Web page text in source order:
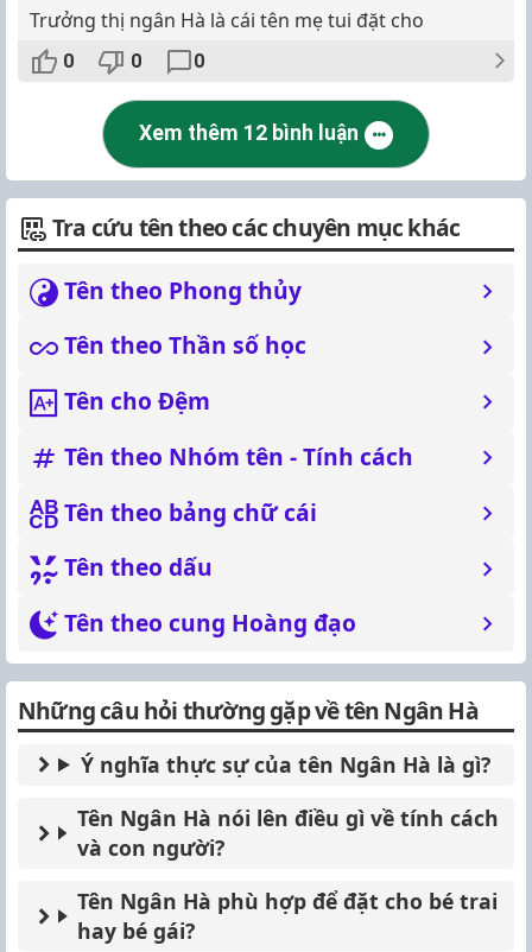
Trưởng thị ngân Hà là cái tên mẹ tui đặt cho
0 0 0
Xem thêm 12 bình luận
Tra cứu tên theo các chuyên mục khác
Tên theo Phong thủy
Tên theo Thần số học
Tên cho Đệm
Tên theo Nhóm tên - Tính cách
Tên theo bảng chữ cái
Tên theo dấu
Tên theo cung Hoàng đạo
Những câu hỏi thường gặp về tên Ngân Hà
Ý nghĩa thực sự của tên Ngân Hà là gì?
Tên Ngân Hà nói lên điều gì về tính cách
và con người?
Tên Ngân Hà phù hợp để đặt cho bé trai
hay bé gái?